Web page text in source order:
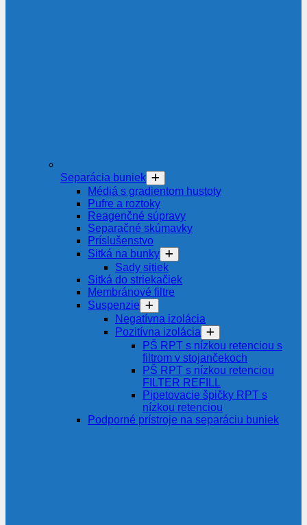
Separácia buniek
Médiá s gradientom hustoty
Pufre a roztoky
Reagenčné súpravy
Separačné skúmavky
Príslušenstvo
Sitká na bunky
Sady sitiek
Sitká do striekačiek
Membránové filtre
Suspenzie
Negatívna izolácia
Pozitívna izolácia
PŠ RPT s nízkou retenciou s
filtrom v stojančekoch
PŠ RPT s nízkou retenciou
FILTER REFILL
Pipetovacie špičky RPT s
nízkou retenciou
Podporné prístroje na separáciu buniek